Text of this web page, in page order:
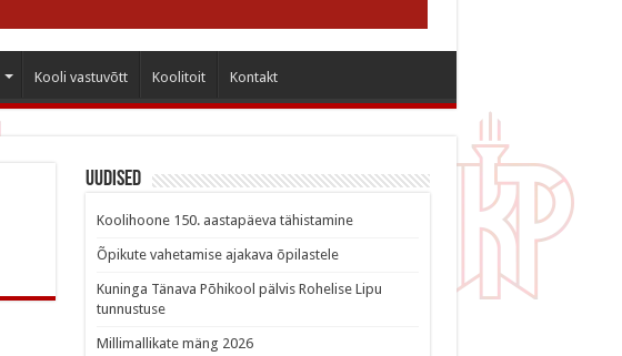
Kooli vastuvõtt Koolitoit Kontakt
Uudised
Koolihoone 150. aastapäeva tähistamine
Õpikute vahetamise ajakava õpilastele
Kuninga Tänava Põhikool pälvis Rohelise Lipu
tunnustuse
Millimallikate mäng 2026